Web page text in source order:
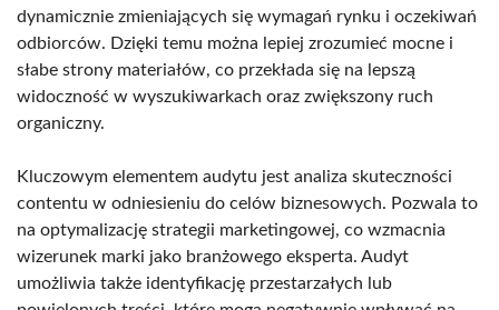
dynamicznie zmieniających się wymagań rynku i oczekiwań
odbiorców. Dzięki temu można lepiej zrozumieć mocne i
słabe strony materiałów, co przekłada się na lepszą
widoczność w wyszukiwarkach oraz zwiększony ruch
organiczny.
Kluczowym elementem audytu jest analiza skuteczności
contentu w odniesieniu do celów biznesowych. Pozwala to
na optymalizację strategii marketingowej, co wzmacnia
wizerunek marki jako branżowego eksperta. Audyt
umożliwia także identyfikację przestarzałych lub